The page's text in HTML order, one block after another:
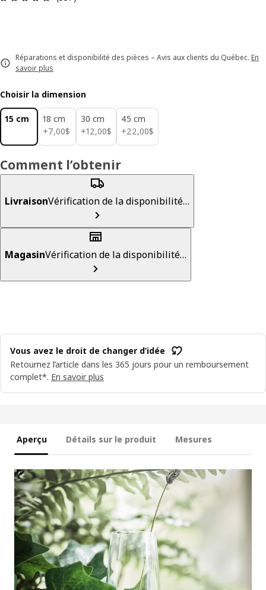
Réparations et disponibilité des pièces – Avis aux clients du Québec. En
savoir plus
Choisir la dimension
15 cm
18 cm
+7,00$
7,00$
30 cm
+12,00$
12,00$
45 cm
+22,00$
22,00$
Comment l’obtenir
LivraisonVérification de la disponibilité…
MagasinVérification de la disponibilité…
Vous avez le droit de changer d’idée
Retournez l’article dans les 365 jours pour un remboursement
complet*. En savoir plus
Aperçu Détails sur le produit Mesures